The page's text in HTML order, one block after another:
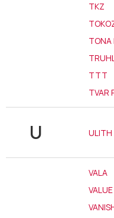
TKZ
TONA
TTT
TVAR
U ULITH
VALA
VALUE